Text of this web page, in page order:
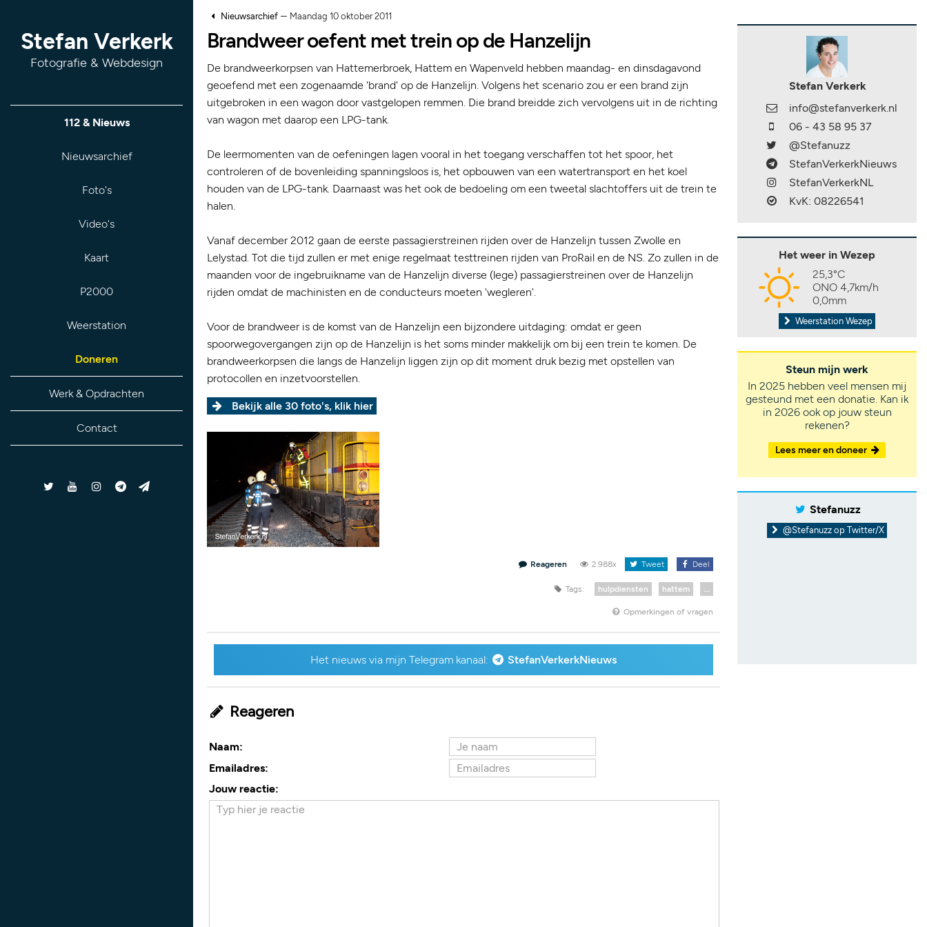
Stefan Verkerk
Fotografie & Webdesign
112 & Nieuws
Nieuwsarchief
Foto's
Video's
Kaart
P2000
Weerstation
Doneren
Werk & Opdrachten
Contact
Nieuwsarchief– Maandag 10 oktober 2011
Brandweer oefent met trein op de Hanzelijn
De brandweerkorpsen van Hattemerbroek, Hattem en Wapenveld hebben maandag- en dinsdagavond
geoefend met een zogenaamde 'brand' op de Hanzelijn. Volgens het scenario zou er een brand zijn
uitgebroken in een wagon door vastgelopen remmen. Die brand breidde zich vervolgens uit in de richting
van wagon met daarop een LPG-tank.
De leermomenten van de oefeningen lagen vooral in het toegang verschaffen tot het spoor, het
controleren of de bovenleiding spanningsloos is, het opbouwen van een watertransport en het koel
houden van de LPG-tank. Daarnaast was het ook de bedoeling om een tweetal slachtoffers uit de trein te
halen.
Vanaf december 2012 gaan de eerste passagierstreinen rijden over de Hanzelijn tussen Zwolle en
Lelystad. Tot die tijd zullen er met enige regelmaat testtreinen rijden van ProRail en de NS. Zo zullen in de
maanden voor de ingebruikname van de Hanzelijn diverse (lege) passagierstreinen over de Hanzelijn
rijden omdat de machinisten en de conducteurs moeten 'wegleren'.
Voor de brandweer is de komst van de Hanzelijn een bijzondere uitdaging: omdat er geen
spoorwegovergangen zijn op de Hanzelijn is het soms minder makkelijk om bij een trein te komen. De
brandweerkorpsen die langs de Hanzelijn liggen zijn op dit moment druk bezig met opstellen van
protocollen en inzetvoorstellen.
Bekijk alle 30 foto's, klik hier
Reageren 2.988x Tweet Deel
Tags: hulpdiensten hattem ...
Opmerkingen of vragen
Het nieuws via mijn Telegram kanaal: StefanVerkerkNieuws
Reageren
Naam:
Emailadres:
Jouw reactie:
Stefan Verkerk
info@stefanverkerk.nl
06 - 43 58 95 37
@Stefanuzz
StefanVerkerkNieuws
StefanVerkerkNL
KvK: 08226541
Het weer in Wezep
25,3°C
ONO 4,7km/h
0,0mm
Weerstation Wezep
Steun mijn werk
In 2025 hebben veel mensen mij
gesteund met een donatie. Kan ik
in 2026 ook op jouw steun
rekenen?
Lees meer en doneer
Stefanuzz
@Stefanuzz op Twitter/X